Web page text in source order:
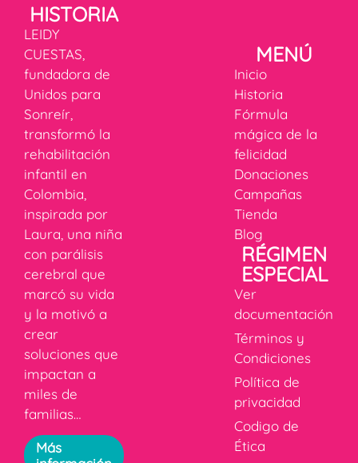
HISTORIA
LEIDY
CUESTAS,
fundadora de
Unidos para
Sonreír,
transformó la
rehabilitación
infantil en
Colombia,
inspirada por
Laura, una niña
con parálisis
cerebral que
marcó su vida
y la motivó a
crear
soluciones que
impactan a
miles de
familias…
Más
MENÚ
Inicio
Historia
Fórmula
mágica de la
felicidad
Donaciones
Campañas
Tienda
Blog
RÉGIMEN
ESPECIAL
Ver
documentación
Términos y
Condiciones
Política de
privacidad
Codigo de
Ética